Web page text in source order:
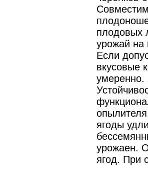
плодовых
урожай на
Если
вкусовые
умеренно.
ягоды
урожаен.
ягод. При